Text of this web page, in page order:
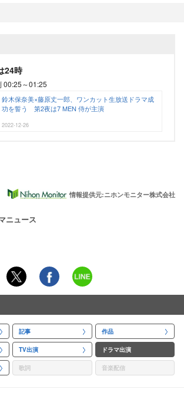
24時
00:25～01:25
鈴木保奈美×藤原丈一郎、ワンカット生放送ドラマ成
功を誓う 第2夜は7 MEN 侍が主演
2022-12-26
情報提供元:ニホンモニター株式会社
ニュース
記事 作品
TV出演 ドラマ出演
歌詞 音楽配信